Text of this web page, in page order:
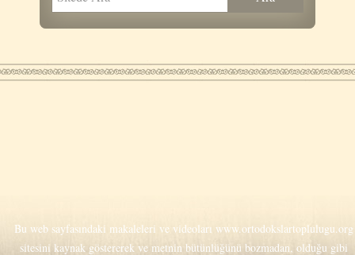
Bu web sayfasındaki makaleleri ve videoları www.ortodokslartoplulugu.org
sitesini kaynak göstererek ve metnin bütünlüğünü bozmadan, olduğu gibi